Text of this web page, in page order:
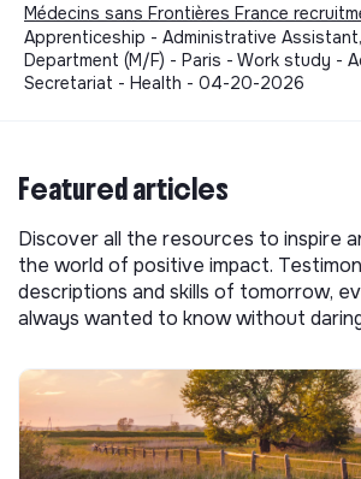
Médecins sans Frontières France
Apprenticeship - Administrative
Department (M/F) - Paris - Work study -
Secretariat - Health - 04-20-2026
Featured articles
Discover all the resources to inspire
the world of positive impact.
descriptions and skills of tomorrow,
always wanted to know without